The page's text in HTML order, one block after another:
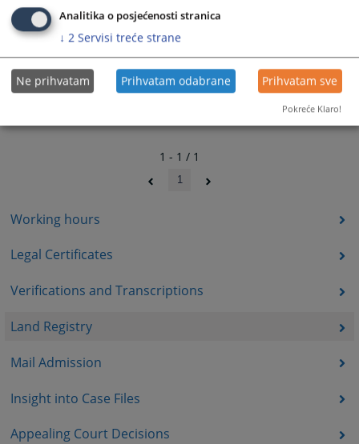
Working hours
Legal Certificates
Verifications and Transcriptions
Land Registry
Mail Admission
Insight into Case Files
Appealing Court Decisions
1 - 1 / 1
1
Analitika o posjećenosti stranica
↓ 2 Servisi treće strane
Ne prihvatam Prihvatam odabrane Prihvatam sve
Pokreće Klaro!